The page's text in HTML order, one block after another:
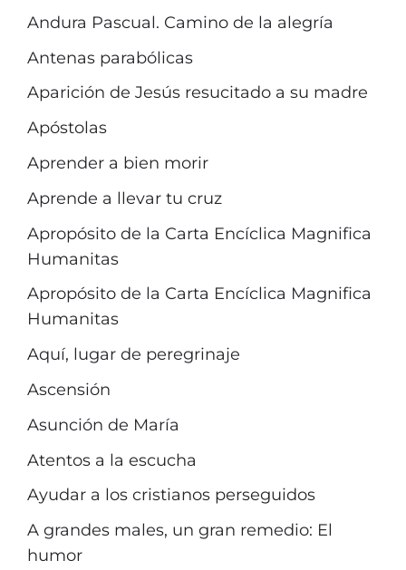
Andura Pascual. Camino de la alegría
Antenas parabólicas
Aparición de Jesús resucitado a su madre
Apóstolas
Aprender a bien morir
Aprende a llevar tu cruz
Apropósito de la Carta Encíclica Magnifica
Humanitas
Apropósito de la Carta Encíclica Magnifica
Humanitas
Aquí, lugar de peregrinaje
Ascensión
Asunción de María
Atentos a la escucha
Ayudar a los cristianos perseguidos
A grandes males, un gran remedio: El
humor